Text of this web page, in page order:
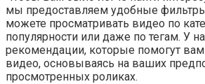
мы предоставляем удобные
можете просматривать видео по
популярности или даже по тегам. У
рекомендации, которые помогут
видео, основываясь на ваших
просмотренных роликах.